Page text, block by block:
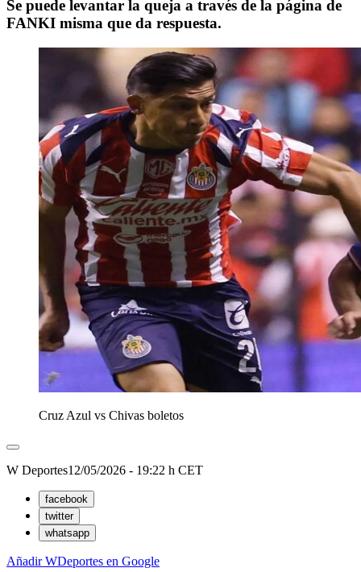
Se puede levantar la queja a través de la página de
FANKI misma que da respuesta.
Cruz Azul vs Chivas boletos
W Deportes12/05/2026 - 19:22 h CET
facebook
twitter
whatsapp
Añadir WDeportes en Google